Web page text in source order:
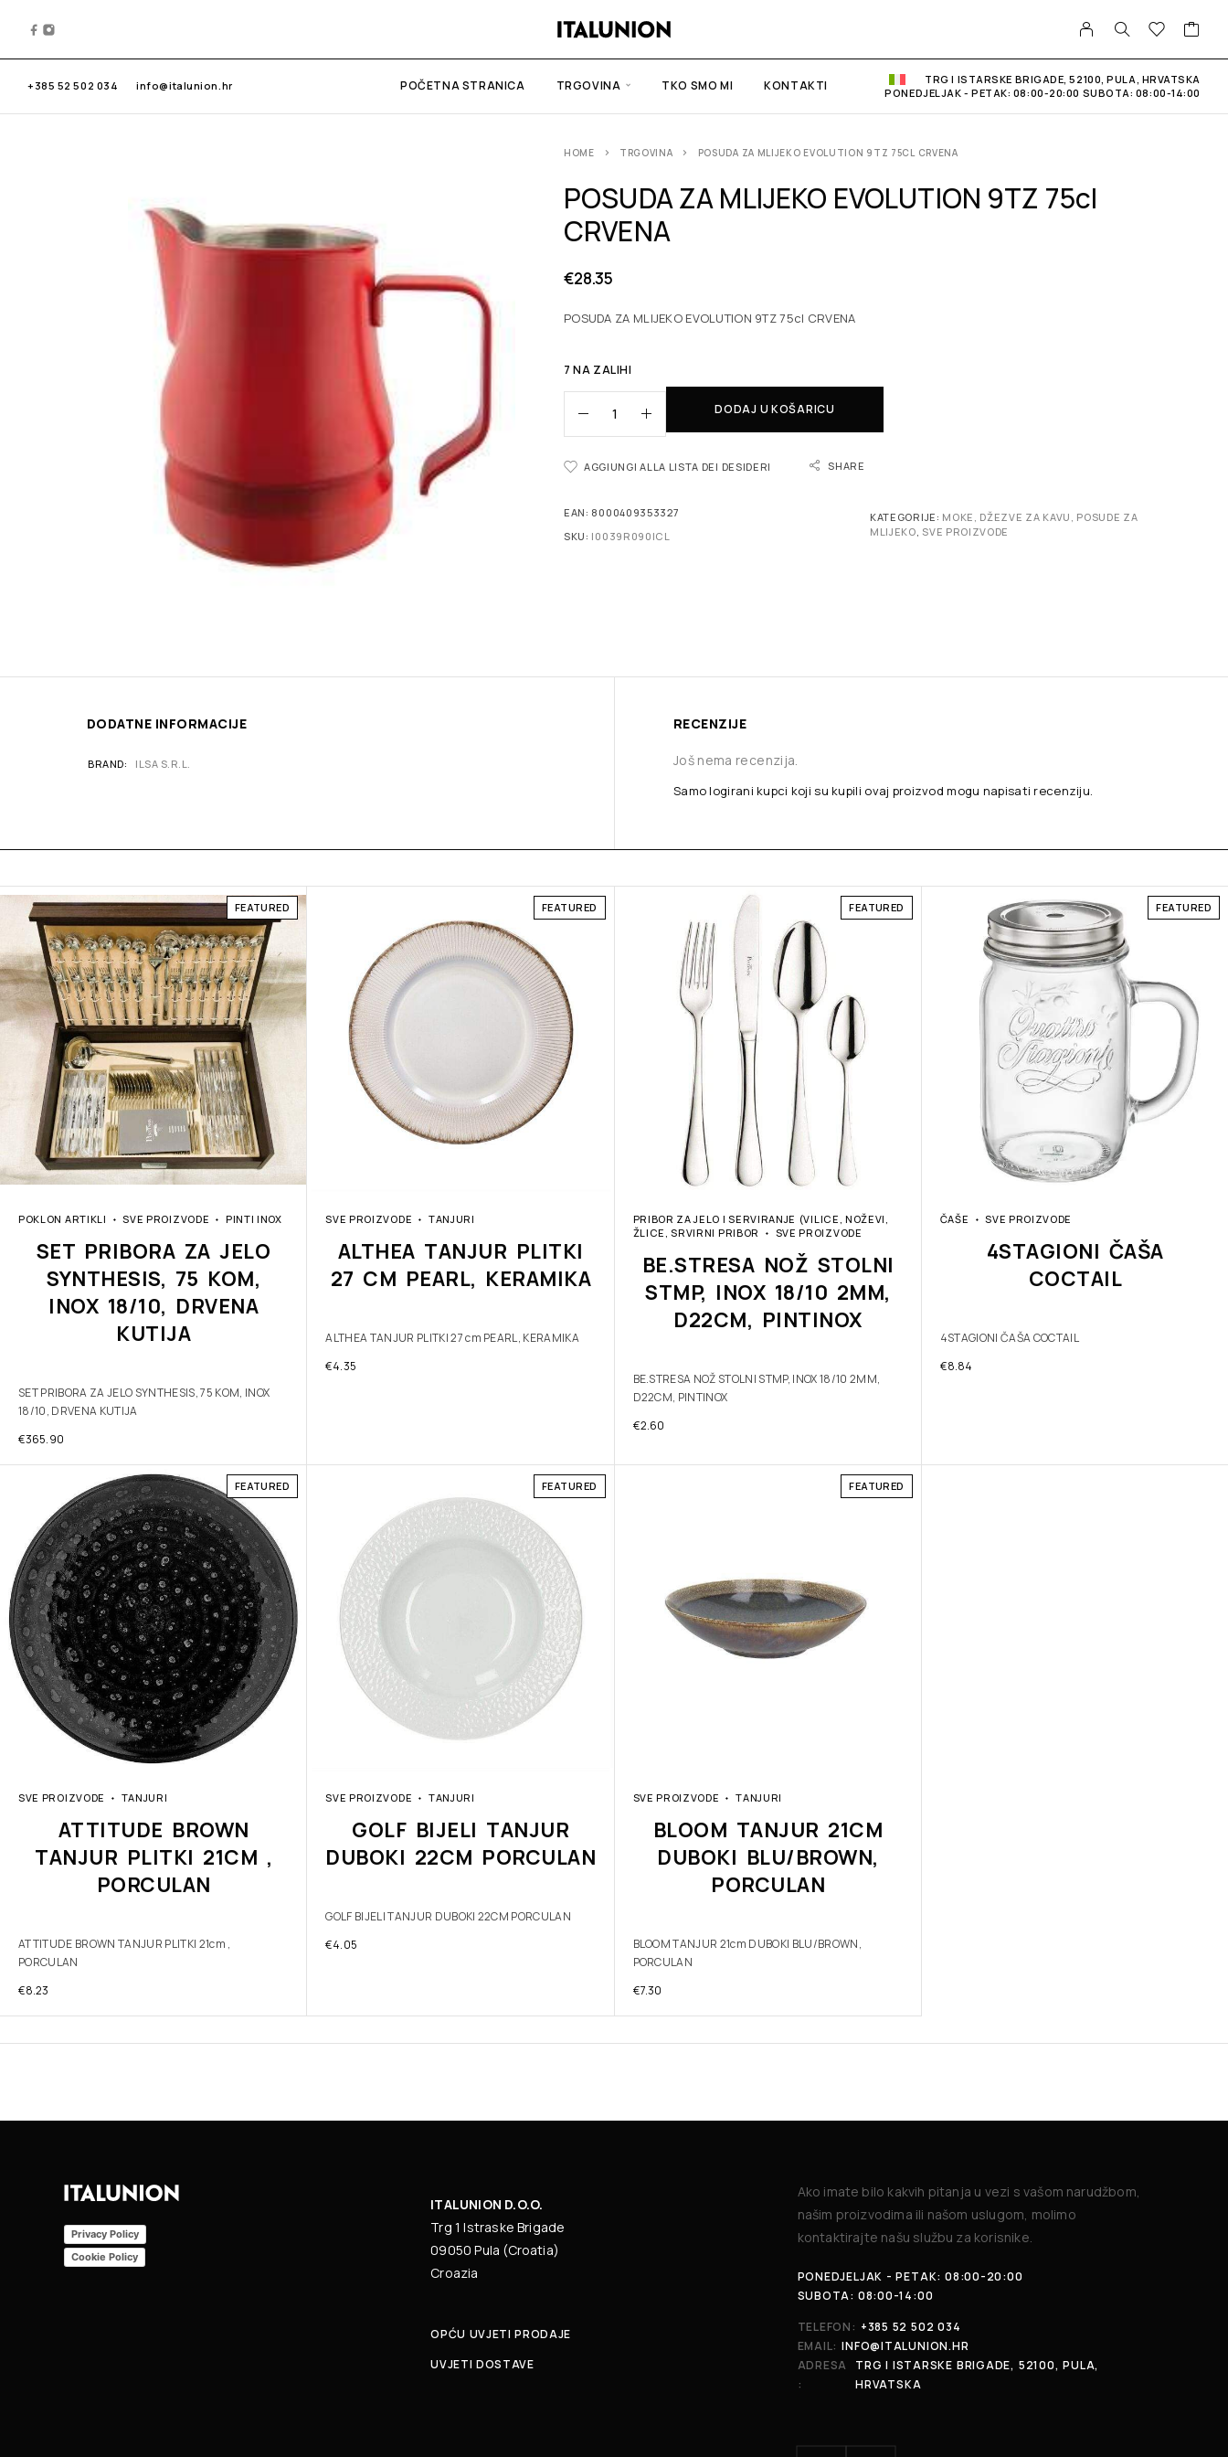
+385 52 502 034 info@italunion.hr POČETNA STRANICA TRGOVINA TKO SMO MI KONTAKTI
TRG I ISTARSKE BRIGADE, 52100, PULA, HRVATSKA
PONEDJELJAK - PETAK: 08:00-20:00 SUBOTA: 08:00-14:00
HOME TRGOVINA POSUDA ZA MLIJEKO EVOLUTION 9TZ 75CL CRVENA
POSUDA ZA MLIJEKO EVOLUTION 9TZ 75cl
CRVENA
€28.35
POSUDA ZA MLIJEKO EVOLUTION 9TZ 75cl CRVENA
7 NA ZALIHI
DODAJ U KOŠARICU
AGGIUNGI ALLA LISTA DEI DESIDERI SHARE
EAN: 8000409353327
SKU: I0039R090ICL
KATEGORIJE: MOKE, DŽEZVE ZA KAVU, POSUDE ZA
MLIJEKO SVE PROIZVODE
DODATNE INFORMACIJE
BRAND ILSA S.R.L.
RECENZIJE
Još nema recenzija.
Samo logirani kupci koji su kupili ovaj proizvod mogu napisati recenziju.
FEATURED
POKLON ARTIKLI SVE PROIZVODE PINTI INOX
SET PRIBORA ZA JELO
SYNTHESIS, 75 KOM,
INOX 18/10, DRVENA
KUTIJA
SET PRIBORA ZA JELO SYNTHESIS, 75 KOM, INOX
18/10, DRVENA KUTIJA
€365.90
FEATURED
SVE PROIZVODE TANJURI
ALTHEA TANJUR PLITKI
27 CM PEARL, KERAMIKA
ALTHEA TANJUR PLITKI 27 cm PEARL, KERAMIKA
€4.35
FEATURED
PRIBOR ZA JELO I SERVIRANJE (VILICE, NOŽEVI,
ŽLICE, SRVIRNI PRIBOR
SVE PROIZVODE
BE.STRESA NOŽ STOLNI
STMP, INOX 18/10 2MM,
D22CM, PINTINOX
BE.STRESA NOŽ STOLNI STMP, INOX 18/10 2MM,
D22CM, PINTINOX
€2.60
FEATURED
ČAŠE SVE PROIZVODE
4STAGIONI ČAŠA
COCTAIL
4STAGIONI ČAŠA COCTAIL
€8.84
FEATURED
SVE PROIZVODE TANJURI
ATTITUDE BROWN
TANJUR PLITKI 21CM ,
PORCULAN
ATTITUDE BROWN TANJUR PLITKI 21cm ,
PORCULAN
€8.23
FEATURED
SVE PROIZVODE TANJURI
GOLF BIJELI TANJUR
DUBOKI 22CM PORCULAN
GOLF BIJELI TANJUR DUBOKI 22CM PORCULAN
€4.05
FEATURED
SVE PROIZVODE TANJURI
BLOOM TANJUR 21CM
DUBOKI BLU/BROWN,
PORCULAN
BLOOM TANJUR 21cm DUBOKI BLU/BROWN,
PORCULAN
€7.30
Privacy Policy
Cookie Policy
ITALUNION D.O.O.
Trg 1 Istraske Brigade
09050 Pula (Croatia)
Croazia
OPĆU UVJETI PRODAJE
UVJETI DOSTAVE
Ako imate bilo kakvih pitanja u vezi s vašom narudžbom,
našim proizvodima ili našom uslugom, molimo
kontaktirajte našu službu za korisnike.
PONEDJELJAK - PETAK: 08:00-20:00
SUBOTA: 08:00-14:00
TELEFON: +385 52 502 034
EMAIL: INFO@ITALUNION.HR
ADRESA
:
TRG I ISTARSKE BRIGADE, 52100, PULA,
HRVATSKA